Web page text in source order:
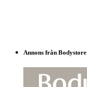
Annons från Bodystore